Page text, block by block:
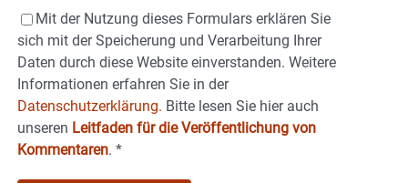
Mit der Nutzung dieses Formulars erklären Sie
sich mit der Speicherung und Verarbeitung Ihrer
Daten durch diese Website einverstanden. Weitere
Informationen erfahren Sie in der
Datenschutzerklärung. Bitte lesen Sie hier auch
unseren Leitfaden für die Veröffentlichung von
Kommentaren. *